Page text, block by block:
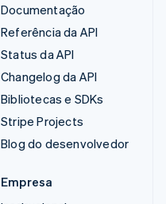
Documentação
Referência da API
Status da API
Changelog da API
Bibliotecas e SDKs
Stripe Projects
Blog do desenvolvedor
Empresa